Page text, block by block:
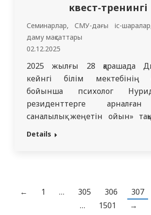
квест-тренингі
Семинарлар,СМУ-дағы іс-шаралар
даму мақсаттары
02.12.2025
2025 жылғы 28 қарашада
кейнгі білім мектебінің
бойынша психолог
резиденттерге
саналылық жеңетін ойын»
квесттренинг өткізді.
мүмкіндік берді.
«Ойыншы психологиясы»,
Details
← 1 … 305 306 307
…
1501 →